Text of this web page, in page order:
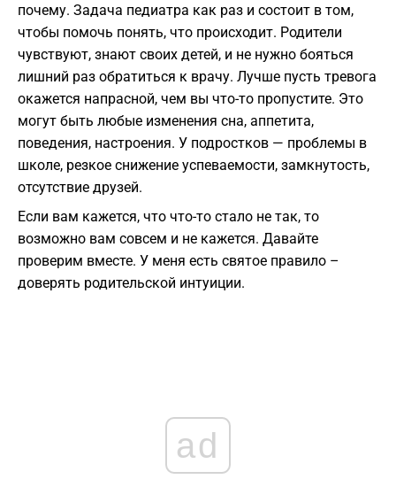
почему. Задача педиатра как раз и состоит в том,
чтобы помочь понять, что происходит. Родители
чувствуют, знают своих детей, и не нужно бояться
лишний раз обратиться к врачу. Лучше пусть тревога
окажется напрасной, чем вы что-то пропустите. Это
могут быть любые изменения сна, аппетита,
поведения, настроения. У подростков — проблемы в
школе, резкое снижение успеваемости, замкнутость,
отсутствие друзей.
Если вам кажется, что что-то стало не так, то
возможно вам совсем и не кажется. Давайте
проверим вместе. У меня есть святое правило –
доверять родительской интуиции.
ad